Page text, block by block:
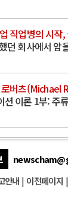
직업병의 시작
던 회사에서 암
버츠(Michael
션 이론 1부: 주
안내 | 이전페이지 |